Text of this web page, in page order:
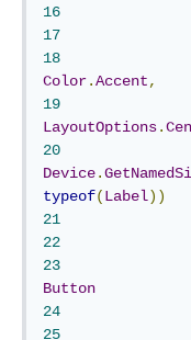
16
17
18
Color.Accent,
19
LayoutOptions.
20
Device.
typeof(Label))
21
22
23
Button
24
25